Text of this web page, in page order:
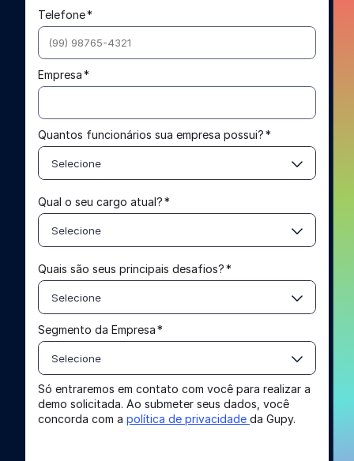
Telefone*
Empresa*
Quantos funcionários sua empresa possui?*
Selecione
Qual o seu cargo atual?*
Selecione
Quais são seus principais desafios?*
Selecione
Segmento da Empresa*
Selecione
Só entraremos em contato com você para realizar a
demo solicitada. Ao submeter seus dados, você
concorda com a política de privacidade da Gupy.